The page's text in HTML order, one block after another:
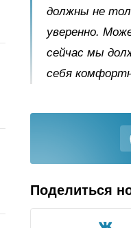
должны не
уверенно.
сейчас мы
себя
Поделиться